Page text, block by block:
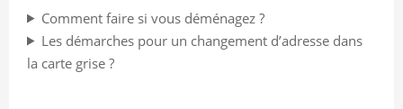
Comment faire si vous déménagez ?
Les démarches pour un changement d’adresse dans
la carte grise ?